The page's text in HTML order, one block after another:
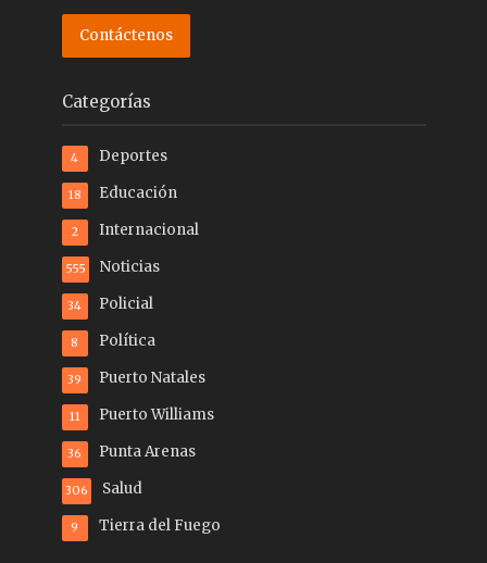
Contáctenos
Categorías
Deportes
4
Educación
18
Internacional
2
Noticias
555
Policial
34
Política
8
Puerto Natales
39
Puerto Williams
11
Punta Arenas
36
Salud
306
Tierra del Fuego
9